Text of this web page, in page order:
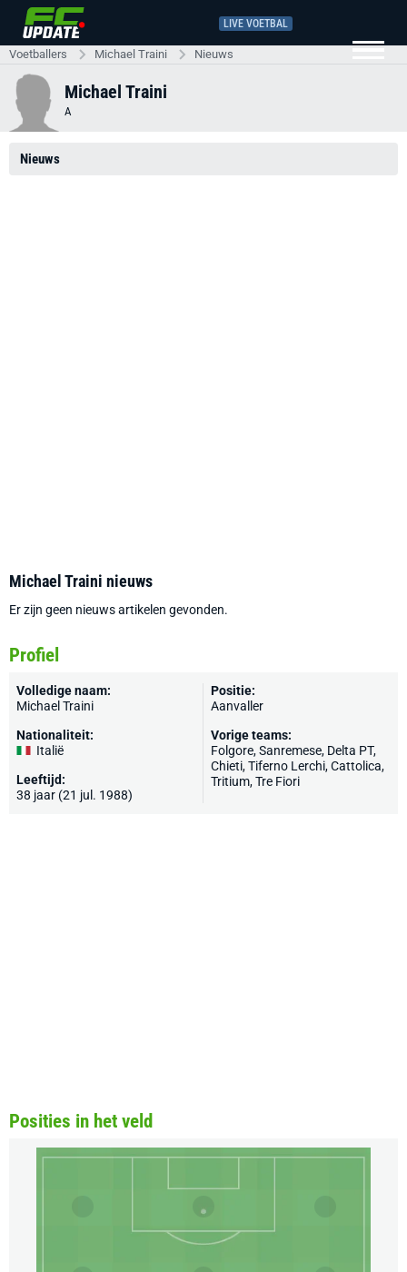
LIVE VOETBAL
Voetballers Michael Traini Nieuws
Michael Traini
A
Nieuws
Michael Traini nieuws
Er zijn geen nieuws artikelen gevonden.
Profiel
Volledige naam:
Michael Traini
Nationaliteit:
Italië
Leeftijd:
38 jaar (21 jul. 1988)
Positie:
Aanvaller
Vorige teams:
Folgore, Sanremese, Delta PT,
Chieti, Tiferno Lerchi, Cattolica,
Tritium,Tre Fiori
Posities in het veld